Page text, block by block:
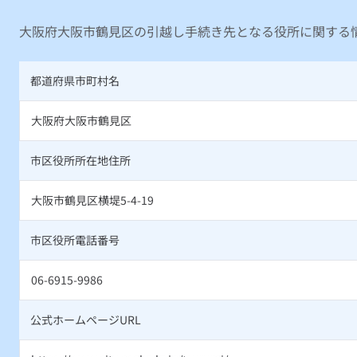
大阪府大阪市鶴見区の引越し手続き先となる役所に関する
都道府県市町村名
大阪府大阪市鶴見区
市区役所所在地住所
大阪市鶴見区横堤5-4-19
市区役所電話番号
06-6915-9986
公式ホームページURL